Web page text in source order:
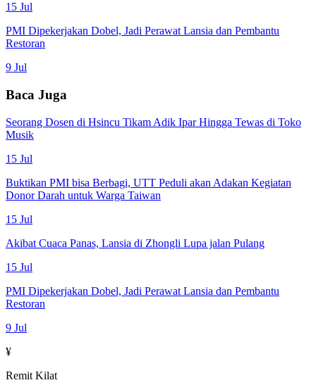
15 Jul
PMI Dipekerjakan Dobel, Jadi Perawat Lansia dan Pembantu
Restoran
9 Jul
Baca Juga
Seorang Dosen di Hsincu Tikam Adik Ipar Hingga Tewas di Toko
Musik
15 Jul
Buktikan PMI bisa Berbagi, UTT Peduli akan Adakan Kegiatan
Donor Darah untuk Warga Taiwan
15 Jul
Akibat Cuaca Panas, Lansia di Zhongli Lupa jalan Pulang
15 Jul
PMI Dipekerjakan Dobel, Jadi Perawat Lansia dan Pembantu
Restoran
9 Jul
¥
Remit Kilat